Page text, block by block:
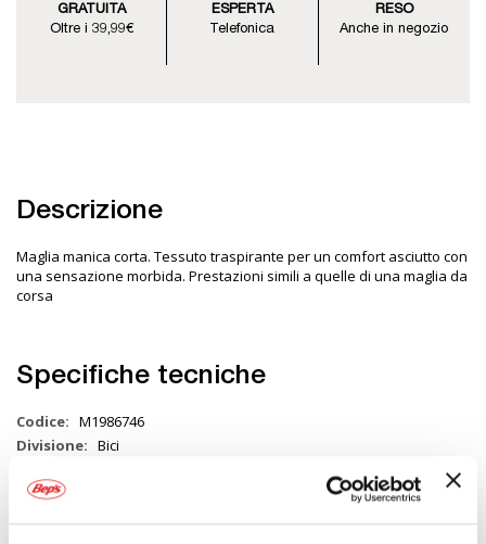
GRATUITA
Oltre i 39,99€
ESPERTA
Telefonica
RESO
Anche in negozio
Descrizione
Maglia manica corta. Tessuto traspirante per un comfort asciutto con
una sensazione morbida. Prestazioni simili a quelle di una maglia da
corsa
Specifiche tecniche
Maggiori
Informazioni
M1986746
Bici